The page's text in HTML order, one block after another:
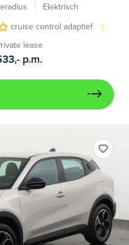
Elektrisch
cruise control adaptief
lease
p.m.